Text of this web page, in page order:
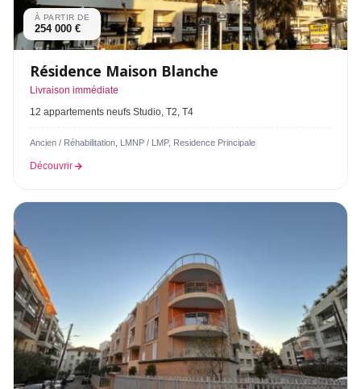
À PARTIR DE
254 000 €
Résidence Maison Blanche
Livraison immédiate
12 appartements neufs Studio, T2, T4
Ancien / Réhabilitation, LMNP / LMP, Residence Principale
Découvrir